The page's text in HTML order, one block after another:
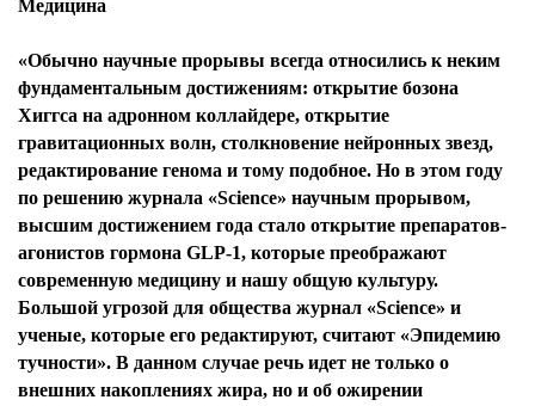
Медицина
«Обычно научные прорывы всегда относились к неким
фундаментальным достижениям: открытие бозона
Хиггса на адронном коллайдере, открытие
гравитационных волн, столкновение нейронных звезд,
редактирование генома и тому подобное. Но в этом году
по решению журнала «Science» научным прорывом,
высшим достижением года стало открытие препаратов-
агонистов гормона GLP-1, которые преображают
современную медицину и нашу общую культуру.
Большой угрозой для общества журнал «Science» и
ученые, которые его редактируют, считают «Эпидемию
тучности». В данном случае речь идет не только о
внешних накоплениях жира, но и об ожирении